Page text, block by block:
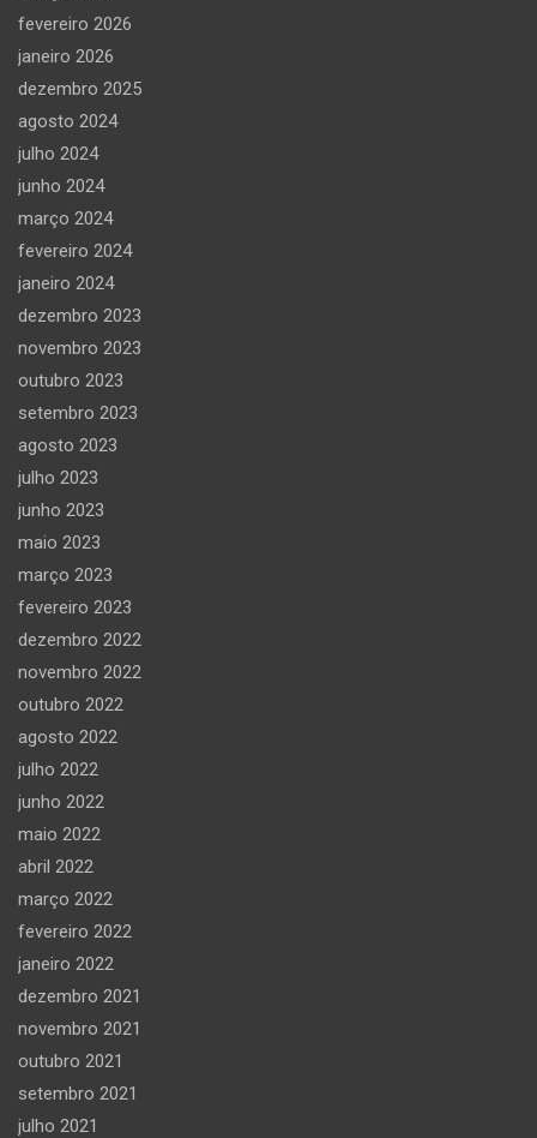
fevereiro 2026
janeiro 2026
dezembro 2025
agosto 2024
julho 2024
junho 2024
março 2024
fevereiro 2024
janeiro 2024
dezembro 2023
novembro 2023
outubro 2023
setembro 2023
agosto 2023
julho 2023
junho 2023
maio 2023
março 2023
fevereiro 2023
dezembro 2022
novembro 2022
outubro 2022
agosto 2022
julho 2022
junho 2022
maio 2022
abril 2022
março 2022
fevereiro 2022
janeiro 2022
dezembro 2021
novembro 2021
outubro 2021
setembro 2021
julho 2021